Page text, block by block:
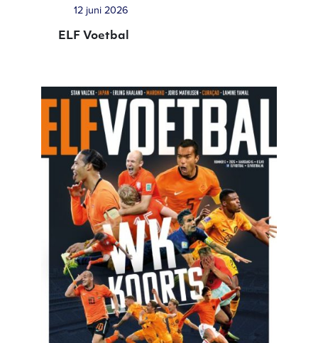
12 juni 2026
ELF Voetbal